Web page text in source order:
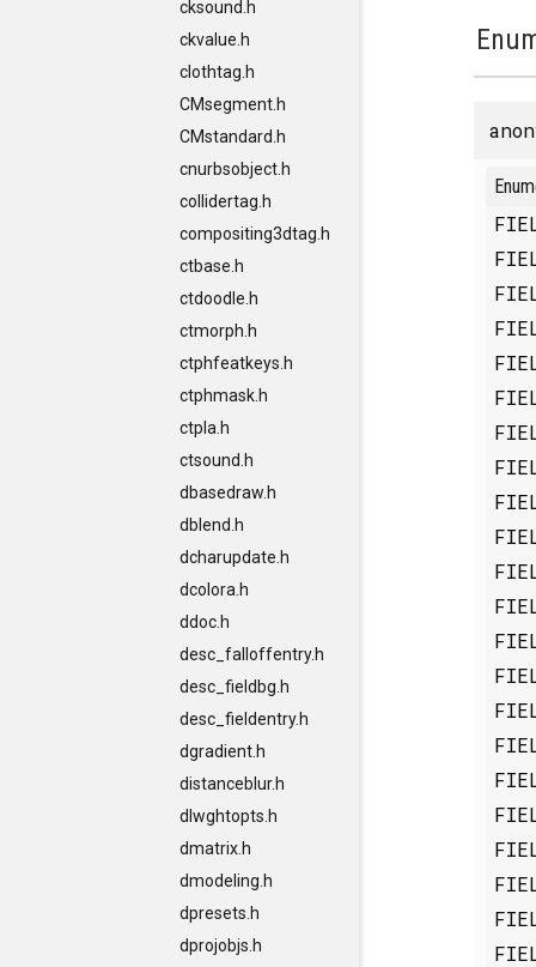
cksound.h
ckvalue.h
clothtag.h
CMsegment.h
CMstandard.h
cnurbsobject.h
collidertag.h
compositing3dtag.h
ctbase.h
ctdoodle.h
ctmorph.h
ctphfeatkeys.h
ctphmask.h
ctpla.h
ctsound.h
dbasedraw.h
dblend.h
dcharupdate.h
dcolora.h
ddoc.h
desc_falloffentry.h
desc_fieldbg.h
desc_fieldentry.h
dgradient.h
distanceblur.h
dlwghtopts.h
dmatrix.h
dmodeling.h
dpresets.h
dprojobjs.h